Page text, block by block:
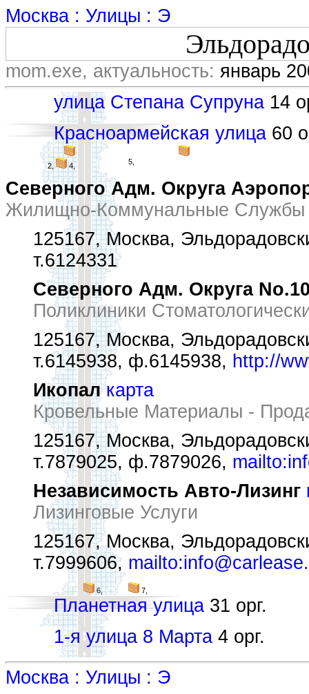
Москва : Улицы : Э
mom.exe, актуальность: январь
улица Степана Супруна 14
Красноармейская улица 60
2, 4, 5,
Северного Адм. Округа
Жилищно-Коммунальные Службы
125167, Москва,
т.6124331
Северного Адм. Округа
Поликлиники
125167, Москва,
т.6145938, ф.6145938, http://
Икопал карта
Кровельные Материалы -
125167, Москва,
т.7879025, ф.7879026,
Независимость Авто-Лизинг
Лизинговые Услуги
125167, Москва,
т.7999606,
6, 7,
Планетная улица 31 орг.
1-я улица 8 Марта 4 орг.
Москва : Улицы : Э